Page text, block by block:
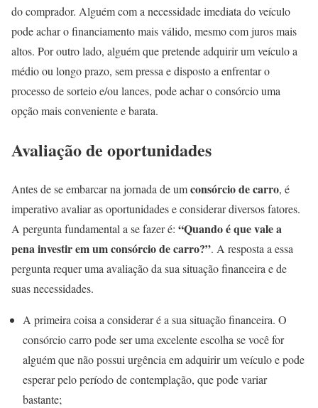
do comprador. Alguém com a necessidade imediata do veículo
pode achar o financiamento mais válido, mesmo com juros mais
altos. Por outro lado, alguém que pretende adquirir um veículo a
médio ou longo prazo, sem pressa e disposto a enfrentar o
processo de sorteio e/ou lances, pode achar o consórcio uma
opção mais conveniente e barata.
Avaliação de oportunidades
Antes de se embarcar na jornada de umconsórcio de carro, é
imperativo avaliar as oportunidades e considerar diversos fatores.
A pergunta fundamental a se fazer é: “Quando é que vale a
pena investir em um consórcio de carro?”. A resposta a essa
pergunta requer uma avaliação da sua situação financeira e de
suas necessidades.
A primeira coisa a considerar é a sua situação financeira. O
consórcio carro pode ser uma excelente escolha se você for
alguém que não possui urgência em adquirir um veículo e pode
esperar pelo período de contemplação, que pode variar
bastante;